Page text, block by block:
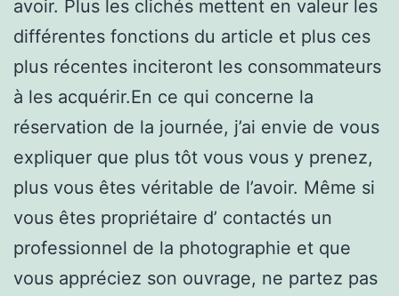
avoir. Plus les clichés mettent en valeur les
différentes fonctions du article et plus ces
plus récentes inciteront les consommateurs
à les acquérir.En ce qui concerne la
réservation de la journée, j’ai envie de vous
expliquer que plus tôt vous vous y prenez,
plus vous êtes véritable de l’avoir. Même si
vous êtes propriétaire d’ contactés un
professionnel de la photographie et que
vous appréciez son ouvrage, ne partez pas